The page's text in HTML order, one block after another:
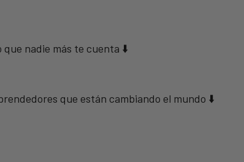
que nadie más te cuenta ⬇️
que están cambiando el mundo ⬇️